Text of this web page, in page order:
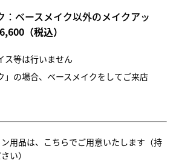
：ベースメイク以外のメイクアッ
（税込）
ス等は行いません
」の場合、ベースメイクをしてご来店
用品は、こちらでご用意いたします（持
い）